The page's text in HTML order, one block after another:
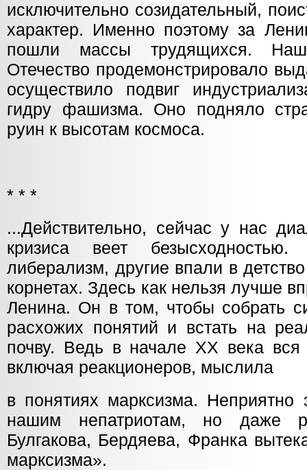
исключительно созидательный,
характер. Именно поэтому за
пошли массы трудящихся. Наше
Отечество продемонстрировало
осуществило подвиг
гидру фашизма. Оно подняло
руин к высотам космоса.
* * *
...Действительно, сейчас у нас
кризиса веет
либерализм, другие впали в
корнетах. Здесь как нельзя лучше
Ленина. Он в том, чтобы собрать
расхожих понятий и встать на
почву. Ведь в начале ХХ века вся
включая реакционеров, мыслила
в понятиях марксизма. Неприятно
нашим непатриотам, но даже
Булгакова, Бердяева, Франка
марксизма».